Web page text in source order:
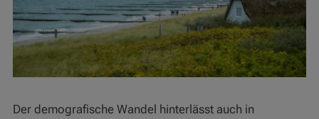
Der demografische Wandel hinterlässt auch in